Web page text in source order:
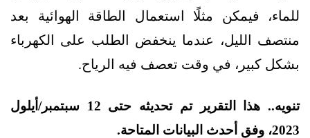
للماء، فيمكن مثلًا استعمال الطاقة الهوائية بعد
منتصف الليل، عندما ينخفض الطلب على الكهرباء
بشكل كبير، في وقت تعصف فيه الرياح.
تنويه.. هذا التقرير تم تحديثه حتى 12 سبتمبر/أيلول
2023، وفق أحدث البيانات المتاحة.